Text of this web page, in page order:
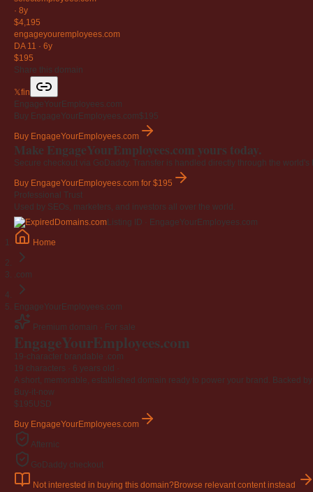
· 8y
$4,195
engageyouremployees .com
DA 11 · 6y
$195
Share this domain
𝕏fin
EngageYourEmployees.com
Buy EngageYourEmployees.com$195
Buy EngageYourEmployees.com
Make EngageYourEmployees.com yours today.
Secure checkout via GoDaddy. Transfer is handled directly through the world's
Buy EngageYourEmployees.com for $195
Professional Trust
Used by SEOs, marketers, and investors all over the world.
Listing ID · EngageYourEmployees.com
Home
.com
EngageYourEmployees.com
Premium domain · For sale
EngageYourEmployees.com
19-character brandable .com
19 characters · 6 years old
A short, memorable, established domain ready to power your brand. Backed
Buy-it-now
$195USD
Buy EngageYourEmployees.com
Afternic
GoDaddy checkout
Not interested in buying this domain?Browse relevant content instead